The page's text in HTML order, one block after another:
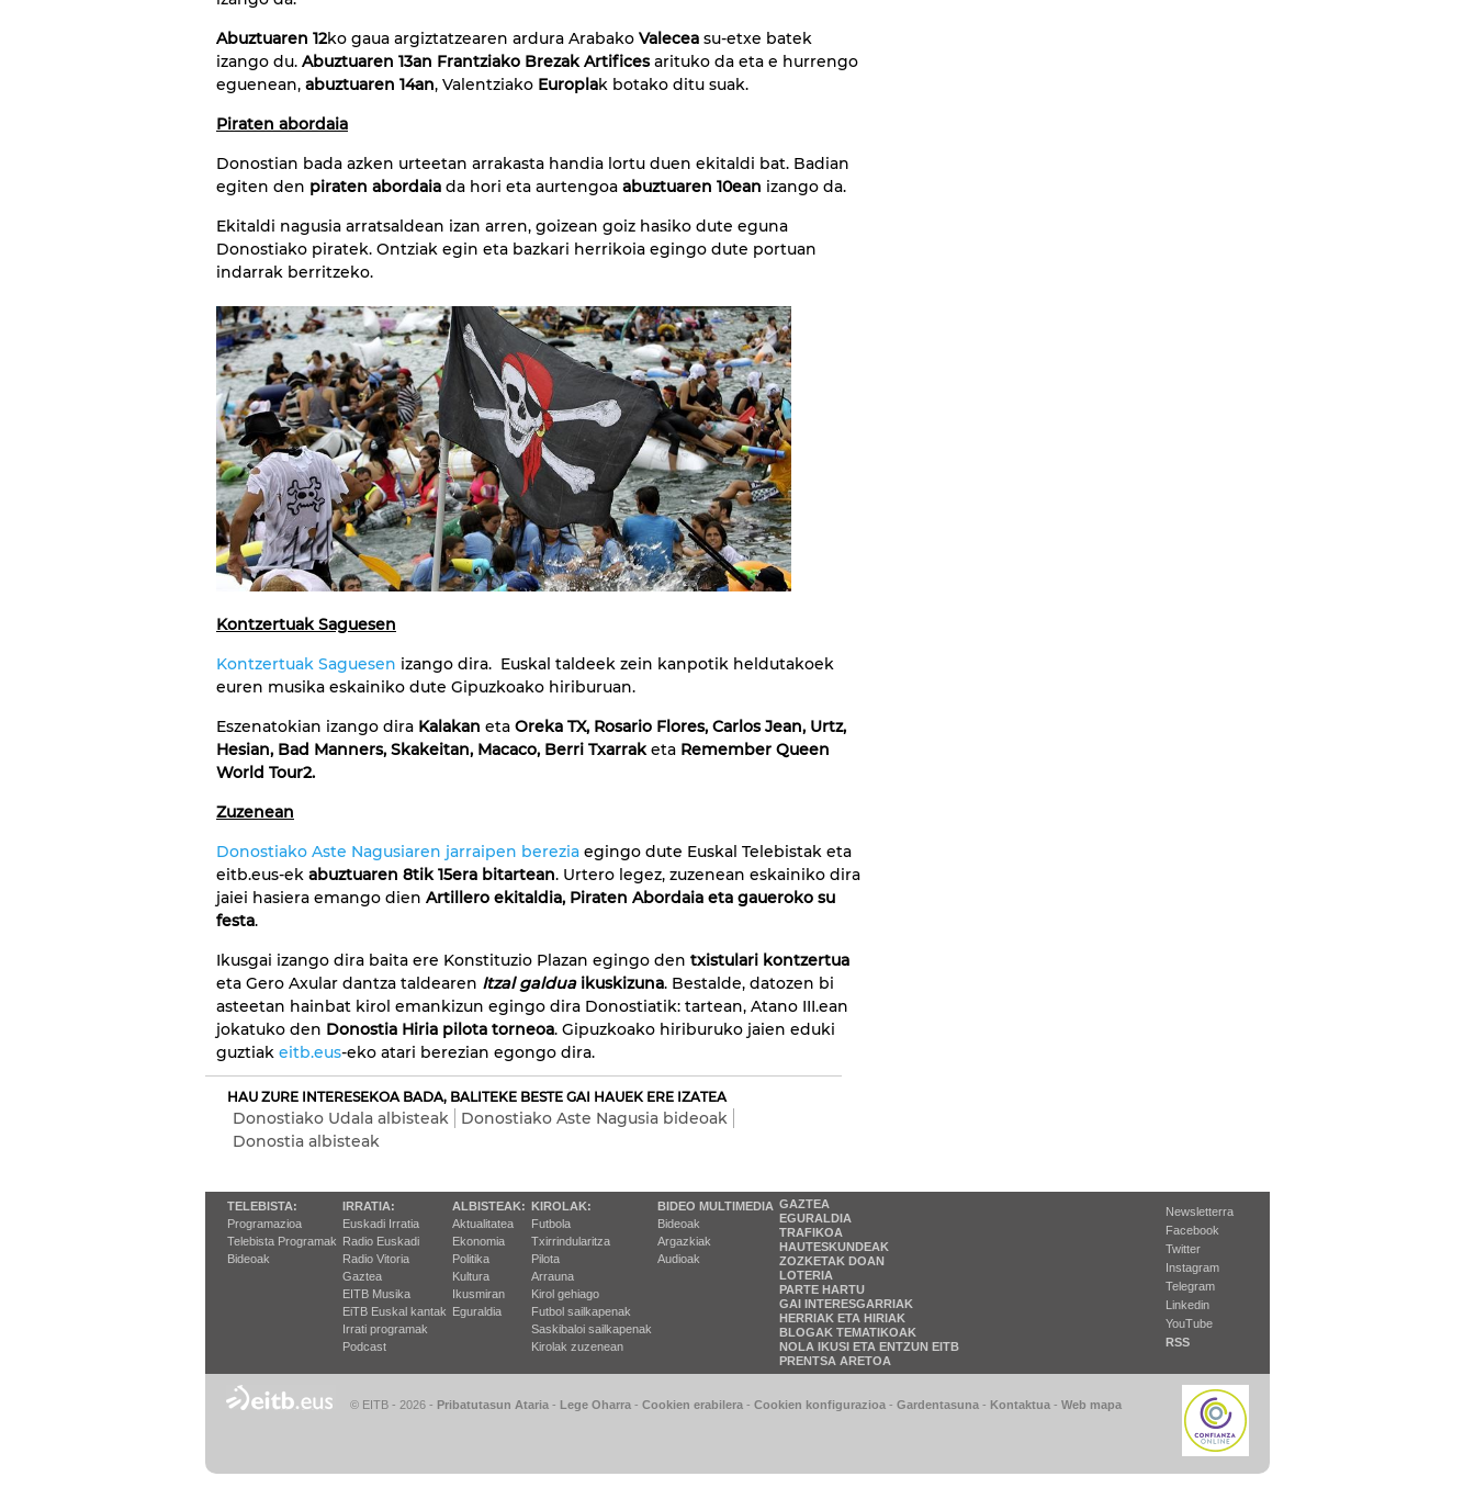
Abuztuaren 12ko gaua argiztatzearen ardura Arabako Valecea su-etxe batek
izango du. Abuztuaren 13an Frantziako Brezak Artificesarituko da eta e hurrengo
eguenean, abuztuaren 14an, Valentziako Europlak botako ditu suak.
Piraten abordaia
Donostian bada azken urteetan arrakasta handia lortu duen ekitaldi bat. Badian
egiten den piraten abordaia da hori eta aurtengoa abuztuaren 10ean izango da.
Ekitaldi nagusia arratsaldean izan arren, goizean goiz hasiko dute eguna
Donostiako piratek. Ontziak egin eta bazkari herrikoia egingo dute portuan
indarrak berritzeko.
Kontzertuak Saguesen
Kontzertuak Saguesen izango dira. Euskal taldeek zein kanpotik heldutakoek
euren musika eskainiko dute Gipuzkoako hiriburuan.
Eszenatokian izango dira Kalakan eta Oreka TX, Rosario Flores, Carlos Jean, Urtz,
Hesian, Bad Manners, Skakeitan, Macaco, Berri Txarrak eta Remember Queen
World Tour2.
Zuzenean
Donostiako Aste Nagusiaren jarraipen berezia egingo dute Euskal Telebistak eta
eitb.eus-ek abuztuaren 8tik 15era bitartean. Urtero legez, zuzenean eskainiko dira
jaiei hasiera emango dien Artillero ekitaldia, Piraten Abordaia eta gaueroko su
festa.
Ikusgai izango dira baita ere Konstituzio Plazan egingo den txistulari kontzertua
eta Gero Axular dantza taldearen Itzal galduaikuskizuna. Bestalde, datozen bi
asteetan hainbat kirol emankizun egingo dira Donostiatik: tartean, Atano III.ean
jokatuko den Donostia Hiria pilota torneoa. Gipuzkoako hiriburuko jaien eduki
guztiak eitb.eus-eko atari berezian egongo dira.
HAU ZURE INTERESEKOA BADA, BALITEKE BESTE GAI HAUEK ERE IZATEA
Donostiako Udala albisteak
Donostiako Aste Nagusia bideoak
Donostia albisteak
TELEBISTA:
Programazioa
Telebista Programak
Bideoak
IRRATIA:
Euskadi Irratia
Radio Euskadi
Radio Vitoria
Gaztea
EITB Musika
EiTB Euskal kantak
Irrati programak
Podcast
ALBISTEAK:
Aktualitatea
Ekonomia
Politika
Kultura
Ikusmiran
Eguraldia
KIROLAK:
Futbola
Txirrindularitza
Pilota
Arrauna
Kirol gehiago
Futbol sailkapenak
Saskibaloi sailkapenak
Kirolak zuzenean
BIDEO MULTIMEDIA
Bideoak
Argazkiak
Audioak
GAZTEA
EGURALDIA
TRAFIKOA
HAUTESKUNDEAK
ZOZKETAK DOAN
LOTERIA
PARTE HARTU
GAI INTERESGARRIAK
HERRIAK ETA HIRIAK
BLOGAK TEMATIKOAK
NOLA IKUSI ETA ENTZUN EITB
PRENTSA ARETOA
Newsletterra
Facebook
Twitter
Instagram
Telegram
Linkedin
YouTube
RSS
© EITB - 2026 - Pribatutasun Ataria - Lege Oharra - Cookien erabilera - Cookien konfigurazioa - Gardentasuna - Kontaktua - Web mapa